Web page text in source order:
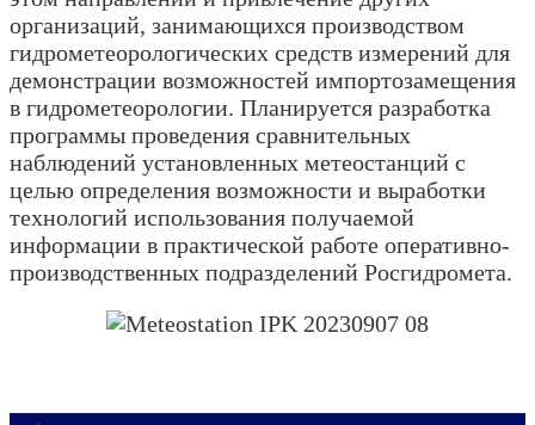
организаций, занимающихся производством
гидрометеорологических средств измерений для
демонстрации возможностей импортозамещения
в гидрометеорологии. Планируется разработка
программы проведения сравнительных
наблюдений установленных метеостанций с
целью определения возможности и выработки
технологий использования получаемой
информации в практической работе оперативно-
производственных подразделений Росгидромета.